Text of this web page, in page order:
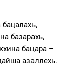
базарахь,
бацара –
азаллехь.